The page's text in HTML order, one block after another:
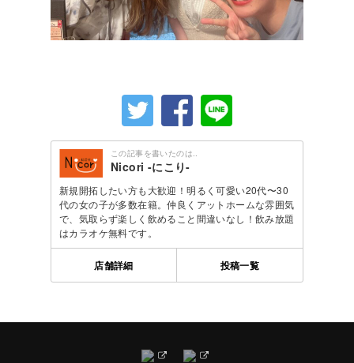
この記事を書いたのは..
Nicori -にこり-
新規開拓したい方も大歓迎！明るく可愛い20代〜30
代の女の子が多数在籍。仲良くアットホームな雰囲気
で、気取らず楽しく飲めること間違いなし！飲み放題
はカラオケ無料です。
店舗詳細 投稿一覧